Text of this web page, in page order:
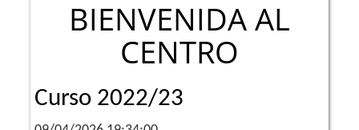
BIENVENIDA AL
CENTRO
Curso 2022/23